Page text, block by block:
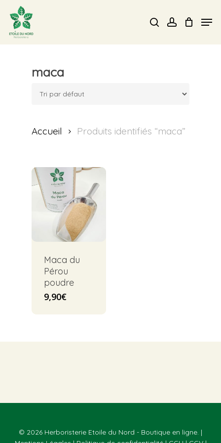
main
searchaccount
maca
Accueil Produits identifiés “maca”
Maca du
Pérou
poudre
9,90€
© 2026 Herboristerie Etoile du Nord - Boutique en ligne. |